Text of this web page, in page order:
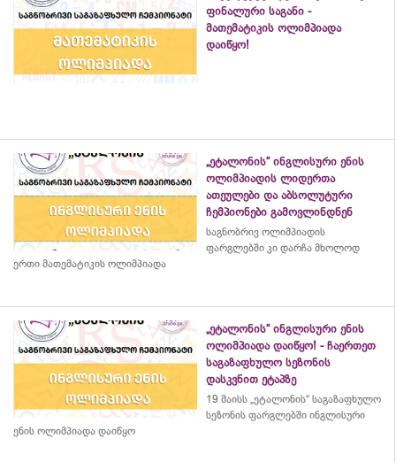
ფინალური საგანი -
მათემატიკის ოლიმპიადა
დაიწყო!
„ეტალონის“ ინგლისური ენის
ოლიმპიადის ლიდერთა
ათეულები და აბსოლუტური
ჩემპიონები გამოვლინდნენ
საგნობრივ ოლიმპიადის
ფარგლებში კი დარჩა მხოლოდ
ერთი მათემატიკის ოლიმპიადა
„ეტალონის“ ინგლისური ენის
ოლიმპიადა დაიწყო! - ჩაერთეთ
საგაზაფხულო სეზონის
დასკვნით ეტაპზე
19 მაისს „ეტალონის“ საგაზაფხულო
სეზონის ფარგლებში ინგლისური
ენის ოლიმპიადა დაიწყო